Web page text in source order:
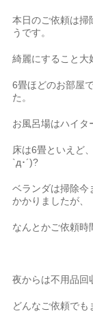
本日のご依頼は掃
うです。
綺麗にすること
6畳ほどのお部屋
た。
お風呂場はハイ
床は6畳といえど
`д･´)?
ベランダは掃除今
かかりましたが、
なんとかご依頼時
夜からは不用品回
どんなご依頼でも